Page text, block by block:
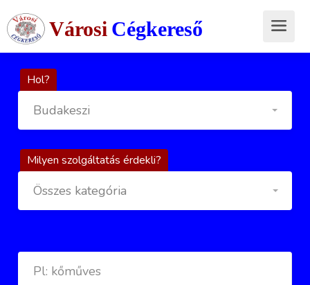
Városi Cégkereső
Hol?
Budakeszi
Milyen szolgáltatás érdekli?
Összes kategória